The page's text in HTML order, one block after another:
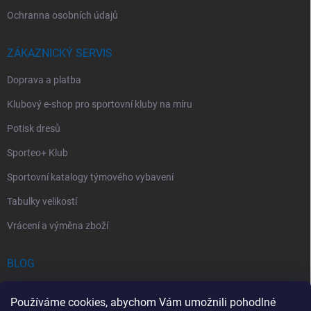
Používáme cookies, abychom Vám umožnili pohodlné
Ochranna osobních údajů
ZÁKAZNICKÝ SERVIS
Doprava a platba
Klubový e-shop pro sportovní kluby na míru
Potisk dresů
Sporteo+ Klub
Sportovní katalogy týmového vybavení
Tabulky velikostí
Vrácení a výměna zboží
BLOG